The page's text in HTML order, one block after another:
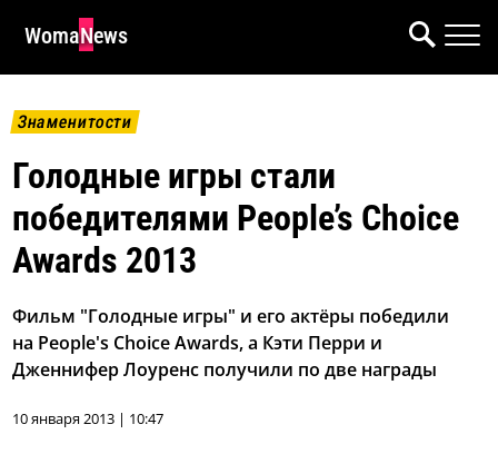
WomaNews
Знаменитости
Голодные игры стали
победителями People’s Choice
Awards 2013
Фильм "Голодные игры" и его актёры победили
на People's Choice Awards, а Кэти Перри и
Дженнифер Лоуренс получили по две награды
10 января 2013 | 10:47